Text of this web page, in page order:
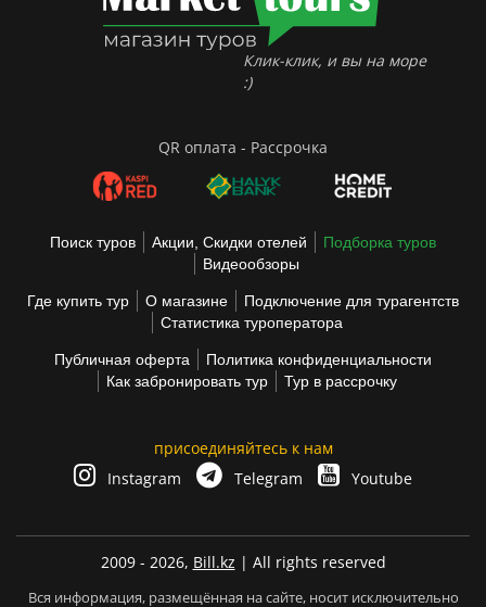
Клик-клик, и вы на море
:)
QR оплата - Рассрочка
Поиск туров Акции, Скидки отелей
Подборка туров
Видеообзоры
Где купить тур О магазине
Подключение для турагентств
Статистика туроператора
Публичная оферта
Политика конфиденциальности
Как забронировать тур
Тур в рассрочку
присоединяйтесь к нам
Instagram
Telegram Youtube
2009 - 2026, Bill.kz | All rights reserved
Вся информация, размещённая на сайте, носит исключительно